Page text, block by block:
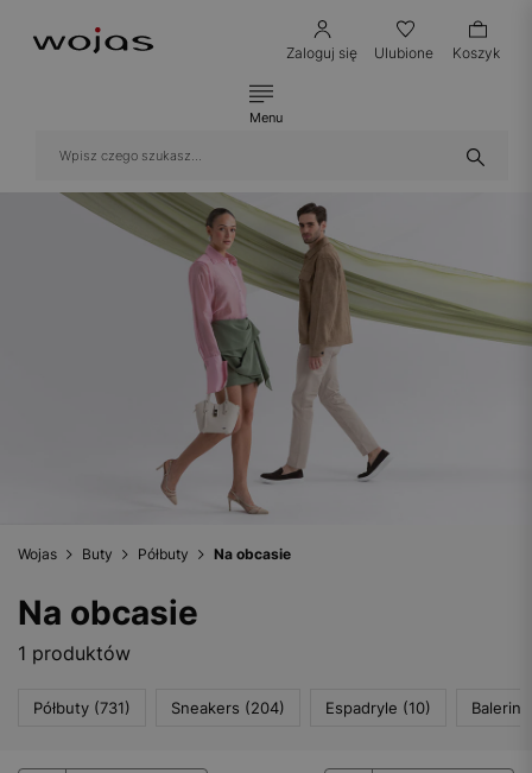
Zaloguj się Ulubione Koszyk
Menu
Wojas Buty Półbuty Na obcasie
Na obcasie
1 produktów
Półbuty (731) Sneakers (204) Espadryle (10)